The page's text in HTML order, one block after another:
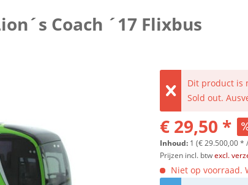
Coach ´17 Flixbus
Dit product is
Sold out.
€ 29,50 *
Inhoud: 1 (€ 29.500,00 *
Prijzen incl. btwexcl.
Niet op voorraad.